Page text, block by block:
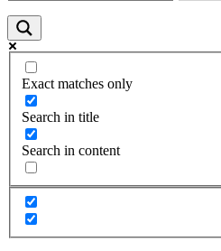
Exact matches only
Search in title
Search in content